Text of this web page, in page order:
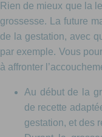
Rien de mieux que la
grossesse. La future
de la gestation, avec
par exemple. Vous
à affronter
Au début de la
de recette
gestation, et des